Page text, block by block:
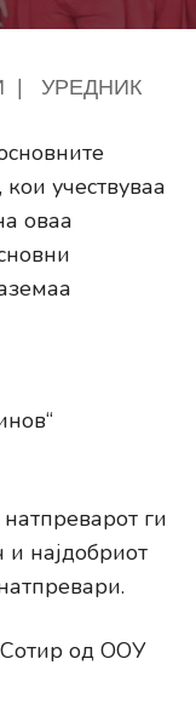
УРЕДНИК
учествуваа
оваа
ги
и најдобриот
од ООУ